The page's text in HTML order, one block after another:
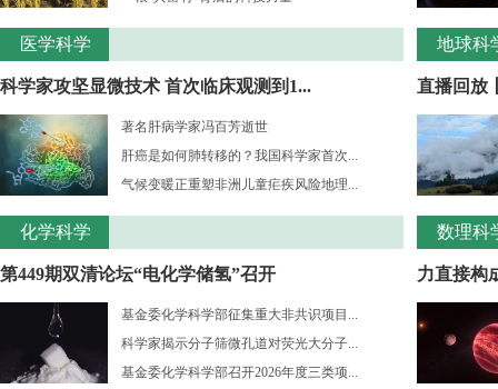
医学科学
科学家攻坚显微技术 首次临床观测到1...
著名肝病学家冯百芳逝世
肝癌是如何肺转移的？我国科学家首次...
气候变暖正重塑非洲儿童疟疾风险地理...
化学科学
第449期双清论坛“电化学储氢”召开
基金委化学科学部征集重大非共识项目...
科学家揭示分子筛微孔道对荧光大分子...
基金委化学科学部召开2026年度三类项...
地球科
直播回放
数理科
力直接构